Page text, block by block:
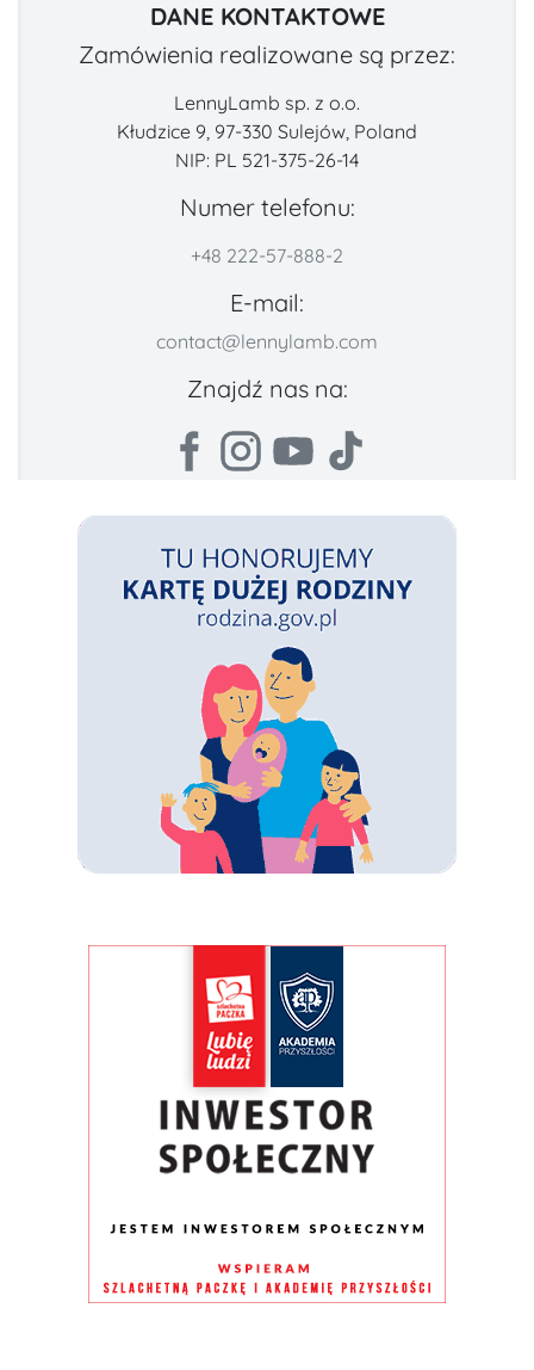
DANE KONTAKTOWE
Zamówienia realizowane są przez:
LennyLamb sp. z o.o.
Kłudzice 9, 97-330 Sulejów, Poland
NIP: PL 521-375-26-14
Numer telefonu:
+48 222-57-888-2
E-mail:
contact@lennylamb.com
Znajdź nas na: